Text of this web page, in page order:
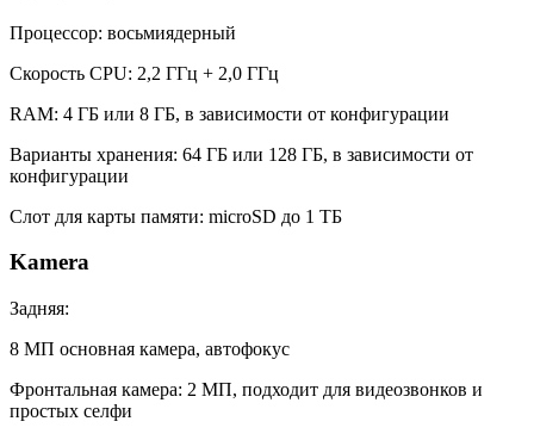
Процессор: восьмиядерный
Скорость CPU: 2,2 ГГц + 2,0 ГГц
RAM: 4 ГБ или 8 ГБ, в зависимости от конфигурации
Варианты хранения: 64 ГБ или 128 ГБ, в зависимости от
конфигурации
Слот для карты памяти: microSD до 1 ТБ
Kamera
Задняя:
8 МП основная камера, автофокус
Фронтальная камера: 2 МП, подходит для видеозвонков и
простых селфи